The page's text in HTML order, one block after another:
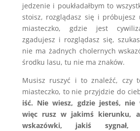
jedzenie i poukładałbym to
stoisz, rozglądasz się i próbujesz
miasteczko, gdzie jest
zgadujesz i rozglądasz się,
nie ma żadnych cholernych
środku lasu, tu nie ma znaków.
Musisz ruszyć i to znaleźć, czy
miasteczko, to nie przyjdzie do
iść. Nie wiesz, gdzie jesteś, nie
więc rusz w jakimś kierunku,
wskazówki, jakiś sygnał,